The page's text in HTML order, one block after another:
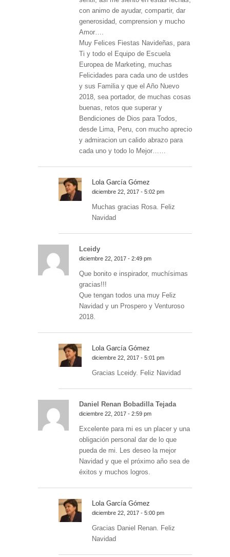
con animo de ayudar, compartir, dar
generosidad, comprension y mucho
Amor….
Muy Felices Fiestas Navideñas, para
Ti y todo el Equipo de Escuela
Europea de Marketing, muchas
Felicidades para cada uno de ustdes
y sus Familia y que el Año Nuevo
2018, sea portador, de muchas cosas
buenas, retos que superar y
Bendiciones de Dios para Todos,
desde Lima, Peru, con mucho aprecio
y admiracion un calido abrazo para
cada uno y todo lo Mejor……
Lola García Gómez
diciembre 22, 2017 - 5:02 pm
Muchas gracias Rosa. Feliz
Navidad
Lceidy
diciembre 22, 2017 - 2:49 pm
Que bonito e inspirador, muchísimas
gracias!!!
Que tengan todos una muy Feliz
Navidad y un Prospero y Venturoso
2018.
Lola García Gómez
diciembre 22, 2017 - 5:01 pm
Gracias Lceidy. Feliz Navidad
Daniel Renan Bobadilla Tejada
diciembre 22, 2017 - 2:59 pm
Excelente para mi es un placer y una
obligación personal dar de lo que
pueda de mi. Les deseo la mejor
Navidad y que el próximo año sea de
éxitos y muchos logros.
Lola García Gómez
diciembre 22, 2017 - 5:00 pm
Gracias Daniel Renan. Feliz
Navidad